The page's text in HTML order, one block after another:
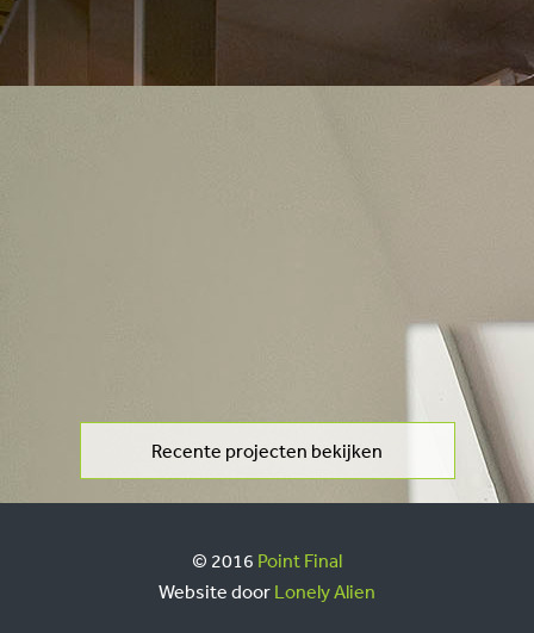
Recente projecten bekijken
© 2016 Point Final
Website door Lonely Alien